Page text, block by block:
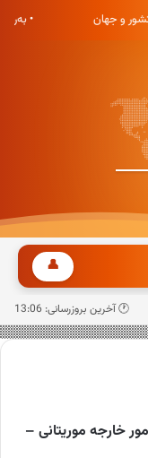
و جهان •
👤
🕐 آخرین بروزرسانی: 13:06
خارجه موریتانی –